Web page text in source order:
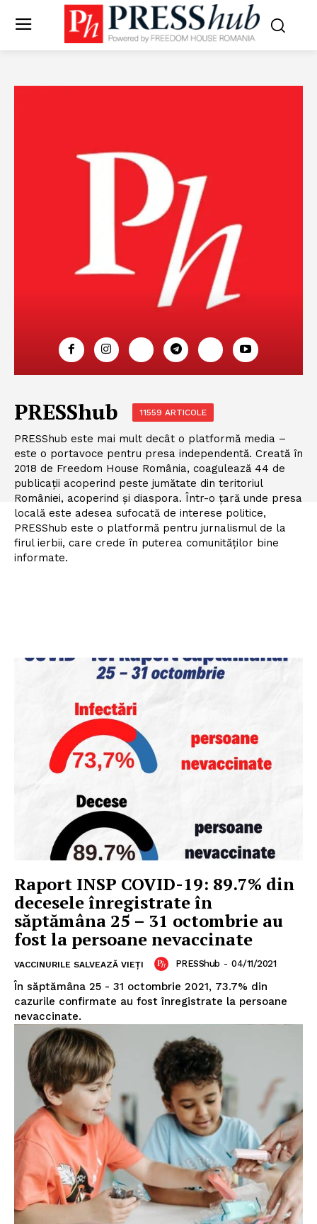
PRESShub 11559 ARTICOLE
PRESShub este mai mult decât o platformă media –
este o portavoce pentru presa independentă. Creată în
2018 de Freedom House România, coagulează 44 de
publicații acoperind peste jumătate din teritoriul
României, acoperind și diaspora. Într-o țară unde presa
locală este adesea sufocată de interese politice,
PRESShub este o platformă pentru jurnalismul de la
firul ierbii, care crede în puterea comunităților bine
informate.
Raport INSP COVID-19: 89.7% din
decesele înregistrate în
săptămâna 25 – 31 octombrie au
fost la persoane nevaccinate
VACCINURILE SALVEAZĂ VIEȚI PRESShub - 04/11/2021
În săptămâna 25 - 31 octombrie 2021, 73.7% din
cazurile confirmate au fost înregistrate la persoane
nevaccinate.